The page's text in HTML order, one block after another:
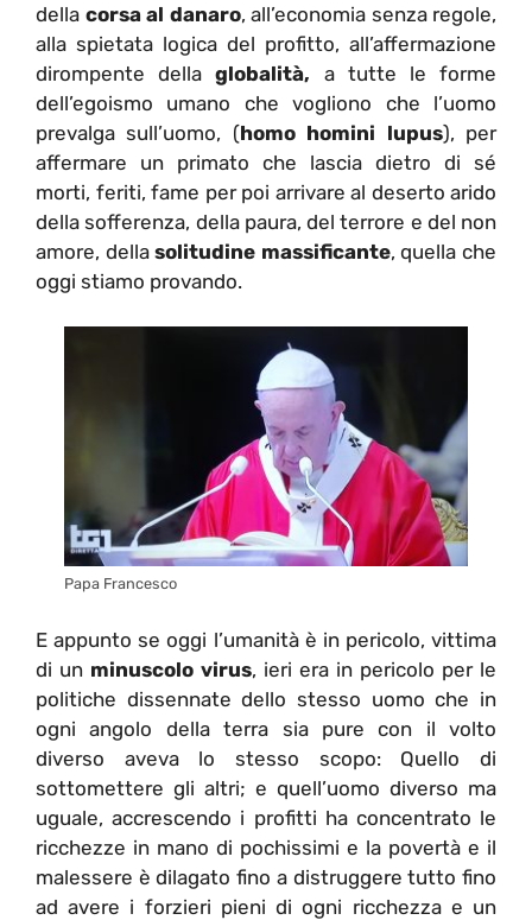
della corsa al danaro, all’economia senza regole,
alla spietata logica del profitto, all’affermazione
dirompente dellaglobalità, a tutte le forme
dell’egoismo umano che vogliono che l’uomo
prevalga sull’uomo, (homo homini lupus), per
affermare un primato che lascia dietro di sé
morti, feriti, fame per poi arrivare al deserto arido
della sofferenza, della paura, del terrore e del non
amore, dellasolitudine massificante, quella che
oggi stiamo provando.
Papa Francesco
E appunto se oggi l’umanità è in pericolo, vittima
di un minuscolo virus, ieri era in pericolo per le
politiche dissennate dello stesso uomo che in
ogni angolo della terra sia pure con il volto
diverso aveva lo stesso scopo: Quello di
sottomettere gli altri; e quell’uomo diverso ma
uguale, accrescendo i profitti ha concentrato le
ricchezze in mano di pochissimi e la povertà e il
malessere è dilagato fino a distruggere tutto fino
ad avere i forzieri pieni di ogni ricchezza e un